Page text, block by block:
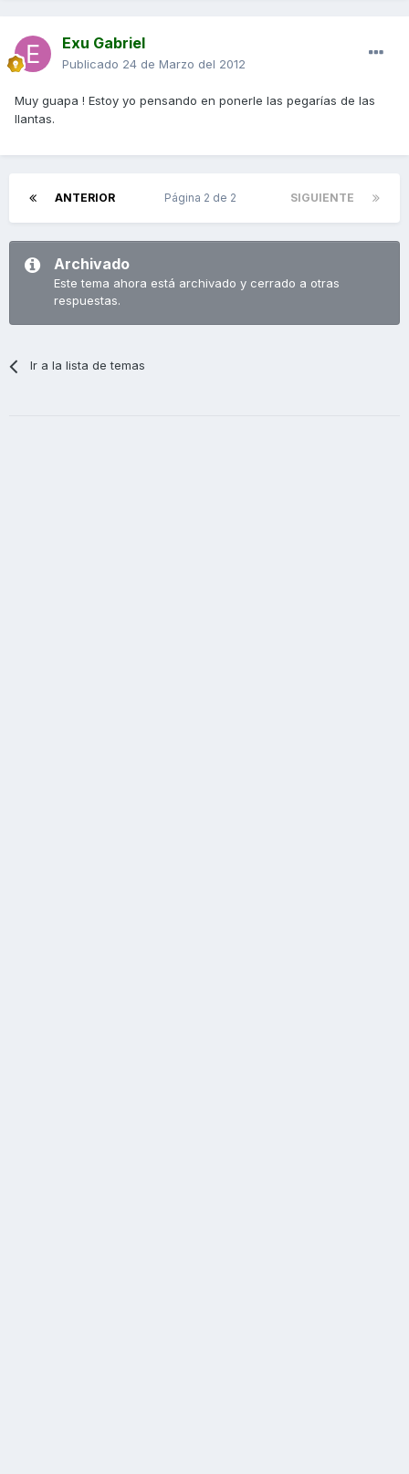
Exu Gabriel
Publicado 24 de Marzo del 2012
Muy guapa ! Estoy yo pensando en ponerle las pegarías de las
llantas.
ANTERIOR SIGUIENTE
Página 2 de 2
Archivado
Este tema ahora está archivado y cerrado a otras
respuestas.
Ir a la lista de temas